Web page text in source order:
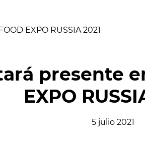
Usos para
panaderías
industriales
EXPO RUSSIA 2021
presente
EXPO
5 julio 2021